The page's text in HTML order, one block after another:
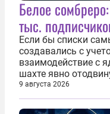
Белое
тыс.
Если бы списки
создавались с
взаимодействие с
шахте явно
третий план. А вот
музыкантам
Кульякане,
9 августа 2026